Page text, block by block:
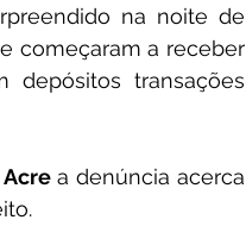
na noite de
começaram a receber
depósitos transações
Acre a denúncia acerca